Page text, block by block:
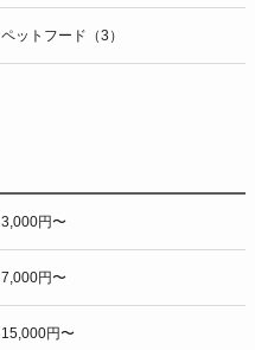
ペットフード（3）
3,000円〜
7,000円〜
15,000円〜